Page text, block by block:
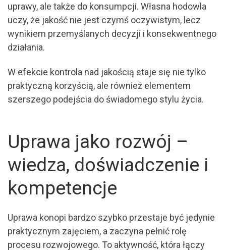
uprawy, ale także do konsumpcji. Własna hodowla
uczy, że jakość nie jest czymś oczywistym, lecz
wynikiem przemyślanych decyzji i konsekwentnego
działania.
W efekcie kontrola nad jakością staje się nie tylko
praktyczną korzyścią, ale również elementem
szerszego podejścia do świadomego stylu życia.
Uprawa jako rozwój –
wiedza, doświadczenie i
kompetencje
Uprawa konopi bardzo szybko przestaje być jedynie
praktycznym zajęciem, a zaczyna pełnić rolę
procesu rozwojowego. To aktywność, która łączy